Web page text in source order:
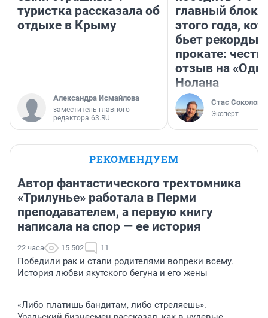
туристка рассказала об
отдыхе в Крыму
Александра Исмайлова
заместитель главного
редактора 63.RU
главный
этого года,
бьет рекорды в
прокате:
отзыв на
Нолана
Стас Соколов
Эксперт
РЕКОМЕНДУЕМ
Автор фантастического трехтомника
«Трилунье» работала в Перми
преподавателем, а первую книгу
написала на спор — ее история
22 часа 15 502 11
Победили рак и стали родителями вопреки всему.
История любви якутского бегуна и его жены
«Либо платишь бандитам, либо стреляешь».